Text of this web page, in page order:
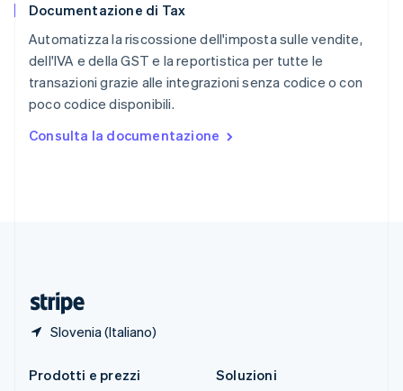
Documentazione di Tax
Automatizza la riscossione dell'imposta sulle vendite,
dell'IVA e della GST e la reportistica per tutte le
transazioni grazie alle integrazioni senza codice o con
poco codice disponibili.
Consulta la documentazione
Slovenia (Italiano)
Slovacchia
English
Slovenia
Spagna
EspañolEnglish
English Español简体中文
Prodotti e prezzi
Soluzioni